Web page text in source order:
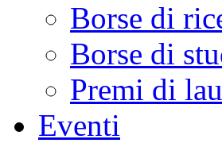
Borse di
Borse di
Premi di
Eventi